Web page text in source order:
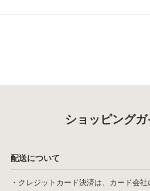
ショッピングガ
配送について
・クレジットカード決済は、カード会